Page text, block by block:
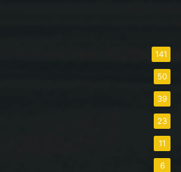
141
50
39
23
11
6